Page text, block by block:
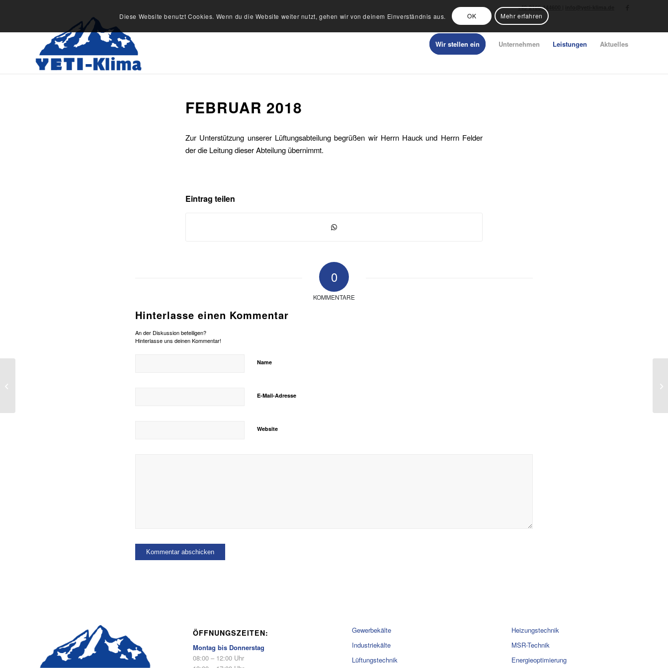
+49-2166-144600
Wir stellen ein Unternehmen Leistungen Aktuelles
FEBRUAR 2018
Zur Unterstützung unserer Lüftungsabteilung begrüßen wir Herrn Hauck und Herrn Felder
der die Leitung dieser Abteilung übernimmt.
Eintrag teilen
0
KOMMENTARE
Hinterlasse einen Kommentar
An der Diskussion beteiligen?
Hinterlasse uns deinen Kommentar!
Name
E-Mail-Adresse
Website
ÖFFNUNGSZEITEN:
Montag bis Donnerstag
08:00 – 12:00 Uhr
Gewerbekälte
Industriekälte
Lüftungstechnik
Heizungstechnik
MSR-Technik
Energieoptimierung
Diese Website benutzt Cookies. Wenn du die Website weiter nutzt, gehen wir von deinem Einverständnis aus. OK Mehr erfahren